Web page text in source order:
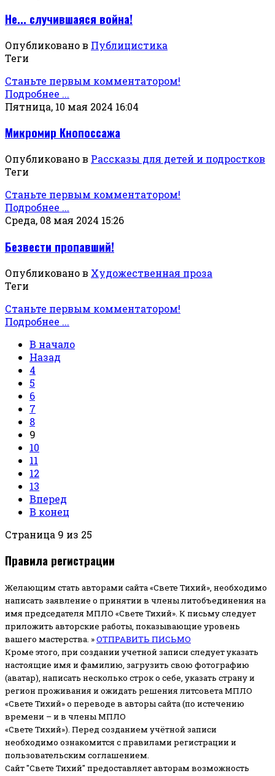
Не... случившаяся война!
Опубликовано в Публицистика
Теги
Станьте первым комментатором!
Подробнее ...
Пятница, 10 мая 2024 16:04
Микромир Кнопоссажа
Опубликовано в Рассказы для детей и подростков
Теги
Станьте первым комментатором!
Подробнее ...
Среда, 08 мая 2024 15:26
Безвести пропавший!
Опубликовано в Художественная проза
Теги
Станьте первым комментатором!
Подробнее ...
В начало
Назад
4
5
6
7
8
9
10
11
12
13
Вперед
В конец
Страница 9 из 25
Правила регистрации
Желающим стать авторами сайта «Свете Тихий», необходимо
написать заявление о принятии в члены литобъединения на
имя председателя МПЛО «Свете Тихий». К письму следует
приложить авторские работы, показывающие уровень
вашего мастерства. »ОТПРАВИТЬ ПИСЬМО
Кроме этого, при создании учетной записи следует указать
настоящие имя и фамилию, загрузить свою фотографию
(аватар), написать несколько строк о себе, указать страну и
регион проживания и ожидать решения литсовета МПЛО
«Свете Тихий» о переводе в авторы сайта (по истечению
времени – и в члены МПЛО
«Свете Тихий»). Перед созданием учётной записи
необходимо ознакомится с правилами регистрации и
пользовательским соглашением.
Сайт "Свете Тихий" предоставляет авторам возможность